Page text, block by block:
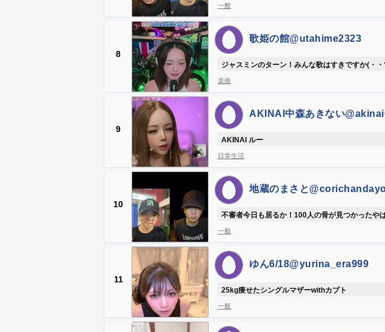
一般
8
ジャスミンのターン！みんな歌はすきですか(・
歌姫の館@utahime2323
楽曲
9
AKINAI ルー
AKINAI中森あきない
日常生活
10
不審者今日も居るか！100人の骨が見つかったや
み地
地蔵のまさと
一般
11
25kg痩せたシングルマザーwithカブト
ゆん6/18@yurina_era999
一般